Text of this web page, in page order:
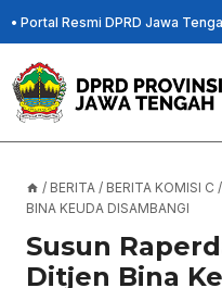
Skip
to
content
• Portal Resmi DPRD Jawa
/ BERITA / BERITA KOMISI C /
BINA KEUDA DISAMBANGI
Susun
Ditjen Bina